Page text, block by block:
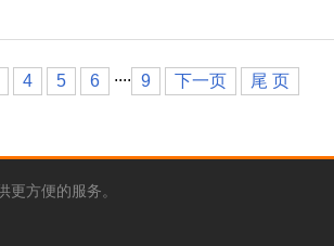
4 5 6 .... 9 下一页 尾 页
方便的服务。